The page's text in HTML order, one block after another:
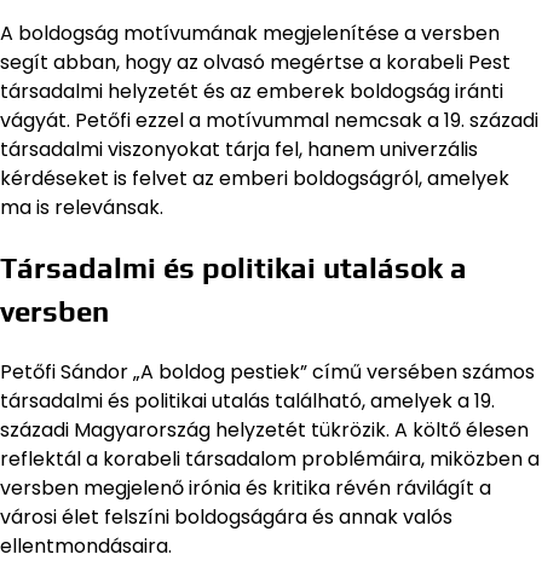
A boldogság motívumának megjelenítése a versben
segít abban, hogy az olvasó megértse a korabeli Pest
társadalmi helyzetét és az emberek boldogság iránti
vágyát. Petőfi ezzel a motívummal nemcsak a 19. századi
társadalmi viszonyokat tárja fel, hanem univerzális
kérdéseket is felvet az emberi boldogságról, amelyek
ma is relevánsak.
Társadalmi és politikai utalások a
versben
Petőfi Sándor „A boldog pestiek” című versében számos
társadalmi és politikai utalás található, amelyek a 19.
századi Magyarország helyzetét tükrözik. A költő élesen
reflektál a korabeli társadalom problémáira, miközben a
versben megjelenő irónia és kritika révén rávilágít a
városi élet felszíni boldogságára és annak valós
ellentmondásaira.